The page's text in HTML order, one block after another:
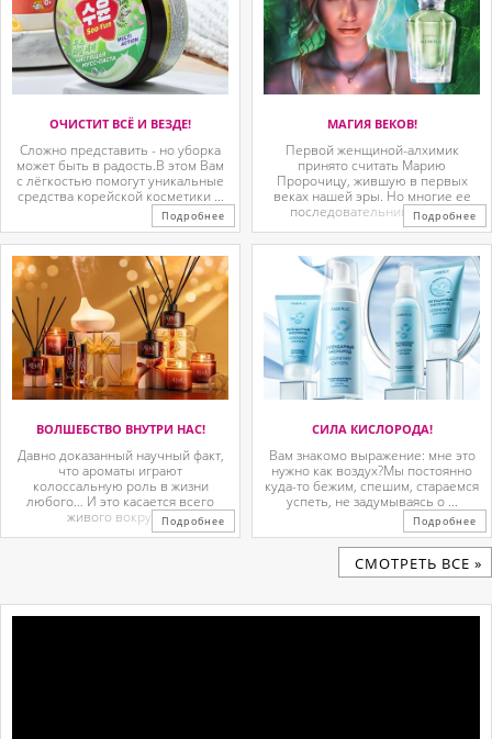
ОЧИСТИТ ВСЁ И ВЕЗДЕ!
Сложно представить - но уборка
может быть в радость.В этом Вам
с лёгкостью помогут уникальные
средства корейской косметики ...
Подробнее
МАГИЯ ВЕКОВ!
Первой женщиной-алхимик
принято считать Марию
Пророчицу, жившую в первых
веках нашей эры. Но многие ее
последовательницы так ...
Подробнее
ВОЛШЕБСТВО ВНУТРИ НАС!
Давно доказанный научный факт,
что ароматы играют
колоссальную роль в жизни
любого… И это касается всего
живого вокруг. ...Подробнее
СИЛА КИСЛОРОДА!
Вам знакомо выражение: мне это
нужно как воздух?Мы постоянно
куда-то бежим, спешим, стараемся
успеть, не задумываясь о ...
Подробнее
CМОТРЕТЬ ВСЕ »